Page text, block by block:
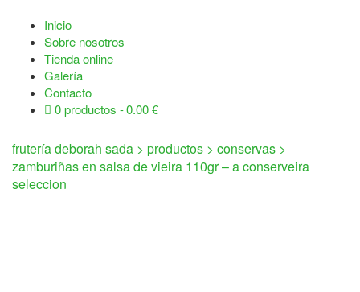
Inicio
Sobre nosotros
Tienda online
Galería
Contacto
0 productos
0.00 €
frutería deborah sada > productos > conservas >
zamburiñas en salsa de vieira 110gr – a conserveira
seleccion